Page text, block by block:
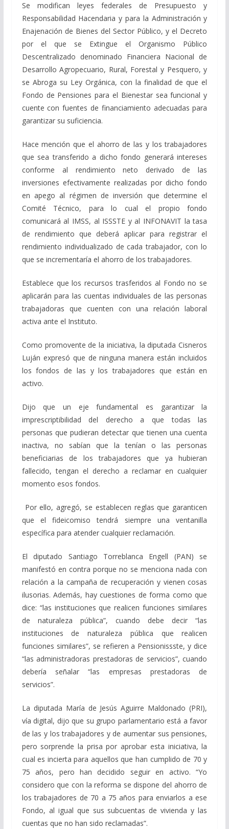
Se modifican leyes federales de Presupuesto y
Responsabilidad Hacendaria y para la Administración y
Enajenación de Bienes del Sector Público, y el Decreto
por el que se Extingue el Organismo Público
Descentralizado denominado Financiera Nacional de
Desarrollo Agropecuario, Rural, Forestal y Pesquero, y
se Abroga su Ley Orgánica, con la finalidad de que el
Fondo de Pensiones para el Bienestar sea funcional y
cuente con fuentes de financiamiento adecuadas para
garantizar su suficiencia.
Hace mención que el ahorro de las y los trabajadores
que sea transferido a dicho fondo generará intereses
conforme al rendimiento neto derivado de las
inversiones efectivamente realizadas por dicho fondo
en apego al régimen de inversión que determine el
Comité Técnico, para lo cual el propio fondo
comunicará al IMSS, al ISSSTE y al INFONAVIT la tasa
de rendimiento que deberá aplicar para registrar el
rendimiento individualizado de cada trabajador, con lo
que se incrementaría el ahorro de los trabajadores.
Establece que los recursos trasferidos al Fondo no se
aplicarán para las cuentas individuales de las personas
trabajadoras que cuenten con una relación laboral
activa ante el Instituto.
Como promovente de la iniciativa, la diputada Cisneros
Luján expresó que de ninguna manera están incluidos
los fondos de las y los trabajadores que están en
activo.
Dijo que un eje fundamental es garantizar la
imprescriptibilidad del derecho a que todas las
personas que pudieran detectar que tienen una cuenta
inactiva, no sabían que la tenían o las personas
beneficiarias de los trabajadores que ya hubieran
fallecido, tengan el derecho a reclamar en cualquier
momento esos fondos.
Por ello, agregó, se establecen reglas que garanticen
que el fideicomiso tendrá siempre una ventanilla
específica para atender cualquier reclamación.
El diputado Santiago Torreblanca Engell (PAN) se
manifestó en contra porque no se menciona nada con
relación a la campaña de recuperación y vienen cosas
ilusorias. Además, hay cuestiones de forma como que
dice: “las instituciones que realicen funciones similares
de naturaleza pública”, cuando debe decir “las
instituciones de naturaleza pública que realicen
funciones similares”, se refieren a Pensionissste, y dice
“las administradoras prestadoras de servicios”, cuando
debería señalar “las empresas prestadoras de
servicios”.
La diputada María de Jesús Aguirre Maldonado (PRI),
vía digital, dijo que su grupo parlamentario está a favor
de las y los trabajadores y de aumentar sus pensiones,
pero sorprende la prisa por aprobar esta iniciativa, la
cual es incierta para aquellos que han cumplido de 70 y
75 años, pero han decidido seguir en activo. “Yo
considero que con la reforma se dispone del ahorro de
los trabajadores de 70 a 75 años para enviarlos a ese
Fondo, al igual que sus subcuentas de vivienda y las
cuentas que no han sido reclamadas”.